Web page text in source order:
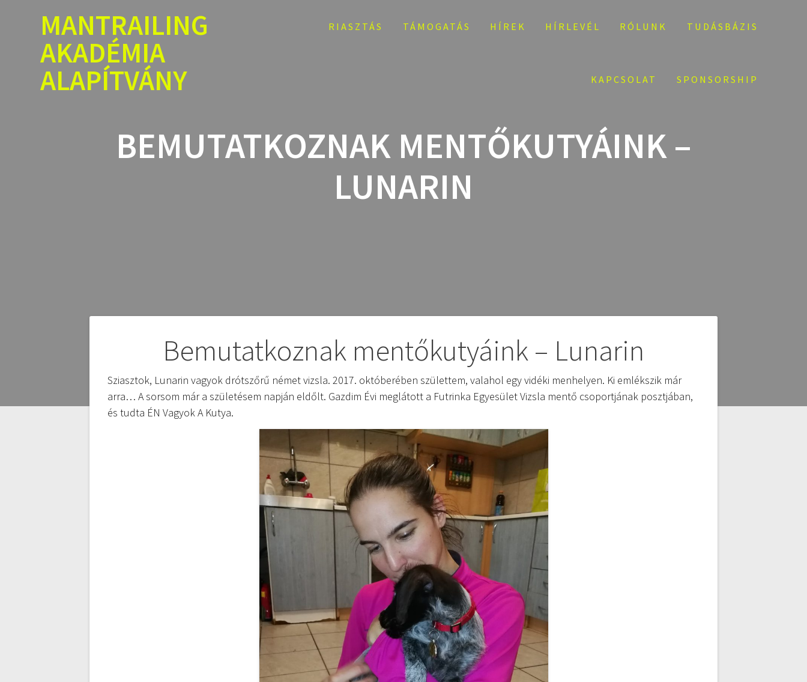
MANTRAILING
AKADÉMIA
ALAPÍTVÁNY
RIASZTÁS TÁMOGATÁS HÍREK HÍRLEVÉL RÓLUNK TUDÁSBÁZIS
KAPCSOLAT SPONSORSHIP
BEMUTATKOZNAK MENTŐKUTYÁINK –
LUNARIN
Bemutatkoznak mentőkutyáink – Lunarin
Sziasztok, Lunarin vagyok drótszőrű német vizsla. 2017. októberében születtem, valahol egy vidéki menhelyen. Ki emlékszik már
arra… A sorsom már a születésem napján eldőlt. Gazdim Évi meglátott a Futrinka Egyesület Vizsla mentő csoportjának posztjában,
és tudta ÉN Vagyok A Kutya.
Bejegyzés
navigáció